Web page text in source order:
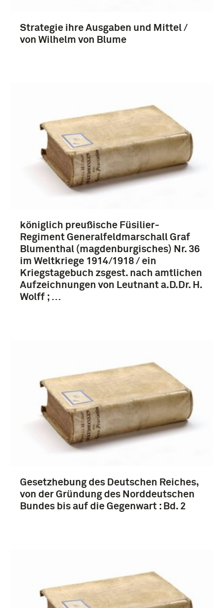
Strategie ihre Ausgaben und Mittel /
von Wilhelm von Blume
königlich preußische Füsilier-
Regiment Generalfeldmarschall Graf
Blumenthal (magdenburgisches) Nr. 36
im Weltkriege 1914/1918 / ein
Kriegstagebuch zsgest. nach amtlichen
Aufzeichnungen von Leutnant a.D.Dr. H.
Wolff ; …
Gesetzhebung des Deutschen Reiches,
von der Gründung des Norddeutschen
Bundes bis auf die Gegenwart : Bd. 2